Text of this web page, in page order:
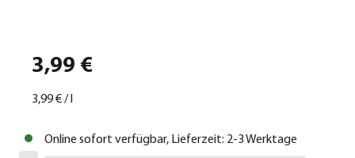
3,99 €
3,99 €/
Online sofort verfügbar, Lieferzeit: 2-3 Werktage